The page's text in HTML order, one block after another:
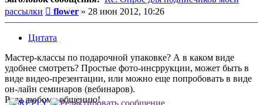
рассылки
Сообщение
flower » 28 июн 2012, 10:26
Цитата
Мастер-классы по подарочной упаковке? А в каком виде
удобнее смотреть? Простые фото-инсррукции, может быть в
виде видео-презентации, или можно еще попробовать в виде
он-лайн семинаров (вебинаров).
Рада любому общению!